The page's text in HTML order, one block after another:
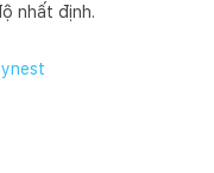
nhất định.